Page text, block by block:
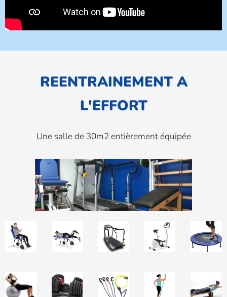
REENTRAINEMENT A
L'EFFORT
Une salle de 30m2 entièrement équipée